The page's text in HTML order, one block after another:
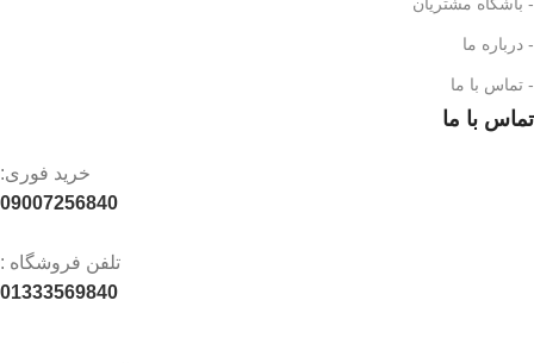
- درباره ما
- تماس با ما
تماس با ما
خرید فوری:
09007256840
تلفن فروشگاه :
01333569840